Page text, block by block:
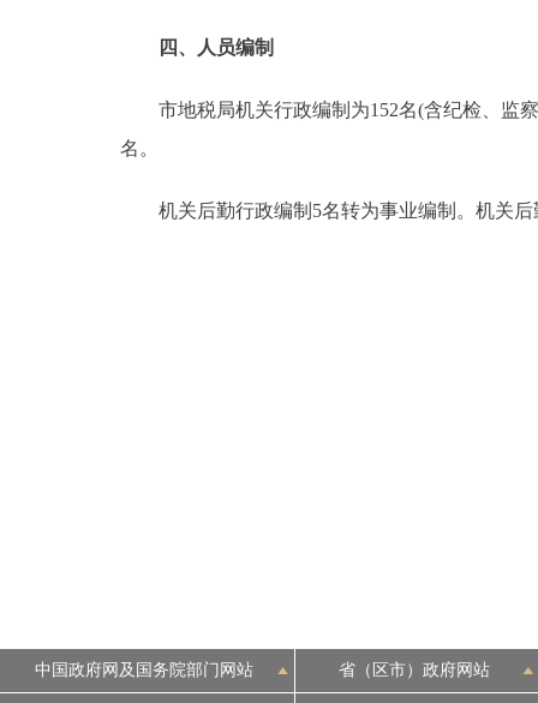
四、人员编制
市地税局机关行政编制为152名(含纪检、监察
名。
机关后勤行政编制5名转为事业编制。机关后
中国政府网及国务院部门网站 省（区市）政府网站